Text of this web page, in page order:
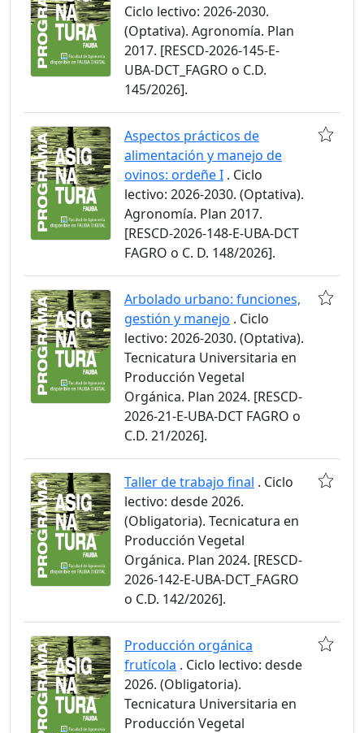
Ciclo lectivo: 2026-2030.
(Optativa). Agronomía. Plan
2017. [RESCD-2026-145-E-
UBA-DCT_FAGRO o C.D.
145/2026].
Aspectos prácticos de
alimentación y manejo de
ovinos: ordeñe I . Ciclo
lectivo: 2026-2030. (Optativa).
Agronomía. Plan 2017.
[RESCD-2026-148-E-UBA-DCT
FAGRO o C. D. 148/2026].
Arbolado urbano: funciones,
gestión y manejo . Ciclo
lectivo: 2026-2030. (Optativa).
Tecnicatura Universitaria en
Producción Vegetal
Orgánica. Plan 2024. [RESCD-
2026-21-E-UBA-DCT FAGRO o
C.D. 21/2026].
Taller de trabajo final . Ciclo
lectivo: desde 2026.
(Obligatoria). Tecnicatura en
Producción Vegetal
Orgánica. Plan 2024. [RESCD-
2026-142-E-UBA-DCT_FAGRO
o C.D. 142/2026].
Producción orgánica
frutícola . Ciclo lectivo: desde
2026. (Obligatoria).
Tecnicatura Universitaria en
Producción Vegetal